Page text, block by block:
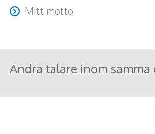
Resa + logi tillkommer
Mitt motto
Andra talare inom samma